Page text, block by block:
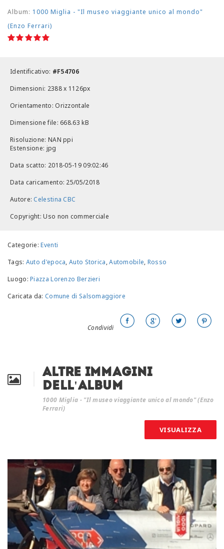
Album: 1000 Miglia - "Il museo viaggiante unico al mondo"
(Enzo Ferrari)
Identificativo: #F54706
Dimensioni: 2388 x 1126px
Orientamento: Orizzontale
Dimensione file: 668.63 kB
Risoluzione: NAN ppi
Estensione: jpg
Data scatto: 2018-05-19 09:02:46
Data caricamento: 25/05/2018
Autore: Celestina CBC
Copyright: Uso non commerciale
Categorie:Eventi
Tags: Auto d'epoca,Auto Storica,Automobile, Rosso
Luogo:Piazza Lorenzo Berzieri
Caricata da: Comune di Salsomaggiore
Condividi
Altre immagini
dell'album
1000 Miglia - "Il museo viaggiante unico al mondo" (Enzo
Ferrari)
VISUALIZZA